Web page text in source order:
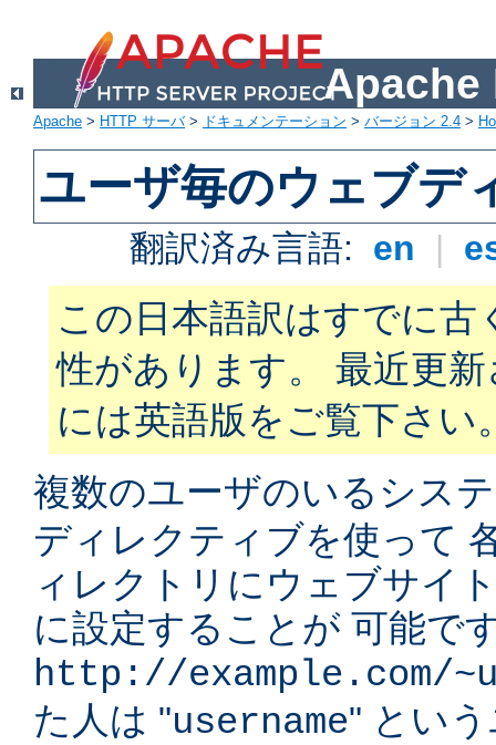
Apache
Apache > HTTP サーバ> ドキュメンテーション > バージョン 2.4 >
ユーザ毎のウェブデ
翻訳済み言語: en |
この日本語訳はすでに古
性があります。 最近更
には英語版をご覧下さい
複数のユーザのいるシス
ディレクティブを使って
ィレクトリにウェブサイ
に設定することが 可能で
http://example.com/
た人は "username" とい